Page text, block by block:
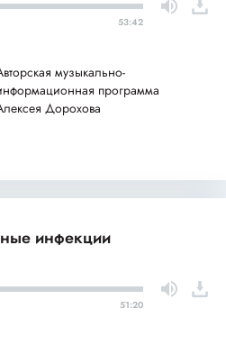
53:42
музыкально-
программа
Дорохова
инфекции
51:20